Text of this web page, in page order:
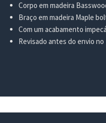
Corpo em madeira
Braço em madeira Maple
Com um acabamento
Revisado antes do envio